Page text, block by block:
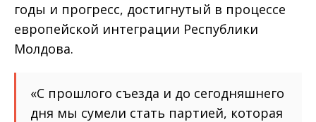
годы и прогресс, достигнутый в процессе
европейской интеграции Республики
Молдова.
«С прошлого съезда и до сегодняшнего
дня мы сумели стать партией, которая